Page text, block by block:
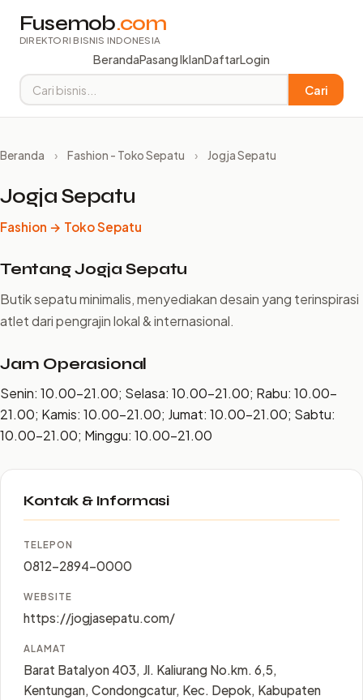
Fusemob.com
DIREKTORI BISNIS INDONESIA
BerandaPasang IklanDaftarLogin
Cari
Beranda › Fashion - Toko Sepatu › Jogja Sepatu
Jogja Sepatu
Fashion → Toko Sepatu
Tentang Jogja Sepatu
Butik sepatu minimalis, menyediakan desain yang terinspirasi
atlet dari pengrajin lokal & internasional.
Jam Operasional
Senin: 10.00–21.00; Selasa: 10.00–21.00; Rabu: 10.00–
21.00; Kamis: 10.00–21.00; Jumat: 10.00–21.00; Sabtu:
10.00–21.00; Minggu: 10.00–21.00
Kontak & Informasi
TELEPON
0812-2894-0000
WEBSITE
https://jogjasepatu.com/
ALAMAT
Barat Batalyon 403, Jl. Kaliurang No.km. 6,5,
Kentungan, Condongcatur, Kec. Depok, Kabupaten